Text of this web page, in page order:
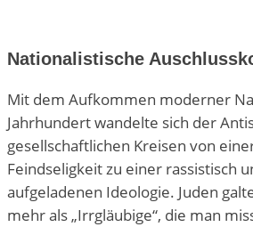
Nationalistische
Mit dem Aufkommen moderner
Jahrhundert wandelte sich der
gesellschaftlichen Kreisen von
Feindseligkeit zu einer rassistisch
aufgeladenen Ideologie. Juden
mehr als „Irrgläubige“, die man